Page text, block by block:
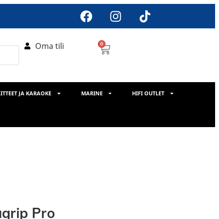
Oma tili 0
JA KARAOKE MARINE HIFI OUTLET
Pro